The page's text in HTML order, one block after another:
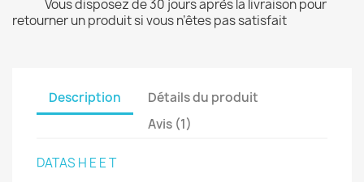
Vous disposez de 30 jours après la livraison pour
retourner un produit si vous n’êtes pas satisfait
Description
Détails du produit
Avis (1)
DATAS H EET